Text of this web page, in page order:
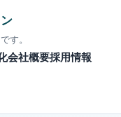
す。
会社概要採用情報